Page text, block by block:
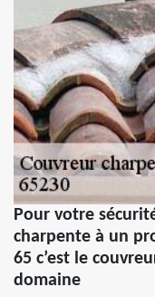
Pour votre
charpente à un
65 c’est le
domaine